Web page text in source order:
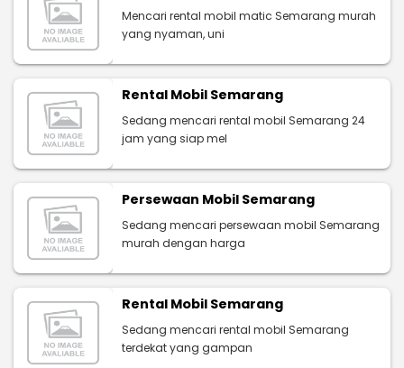
Mencari rental mobil matic Semarang murah
yang nyaman, uni
Rental Mobil Semarang
Sedang mencari rental mobil Semarang 24
jam yang siap mel
Persewaan Mobil Semarang
Sedang mencari persewaan mobil Semarang
murah dengan harga
Rental Mobil Semarang
Sedang mencari rental mobil Semarang
terdekat yang gampan